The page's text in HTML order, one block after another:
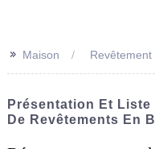
>> Maison
Présentation Et
De Revêtements En